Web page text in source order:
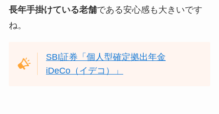
長年手掛けている老舗である安心感も大きいです
ね。
SBI証券「個人型確定拠出年金
iDeCo（イデコ）」